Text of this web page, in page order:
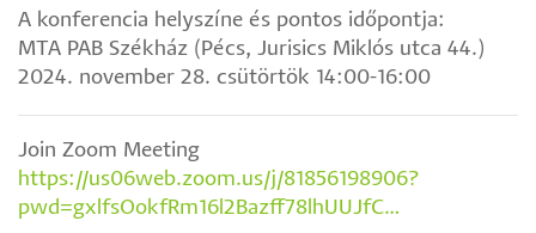
A konferencia helyszíne és pontos időpontja:
MTA PAB Székház (Pécs, Jurisics Miklós utca 44.)
2024. november 28. csütörtök 14:00-16:00
Join Zoom Meeting
https://us06web.zoom.us/j/81856198906?
pwd=gxlfsOokfRm16l2Bazff78lhUUJfC…